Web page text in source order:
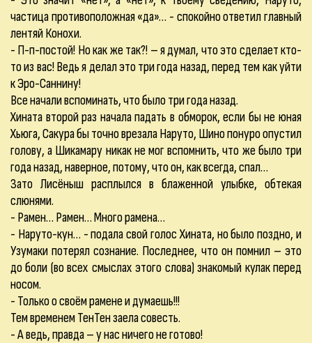
частица противоположная «да»… - спокойно ответил главный
лентяй Конохи.
- П-п-постой! Но как же так?! – я думал, что это сделает кто-
то из вас! Ведь я делал это три года назад, перед тем как уйти
к Эро-Саннину!
Все начали вспоминать, что было три года назад.
Хината второй раз начала падать в обморок, если бы не юная
Хьюга, Сакура бы точно врезала Наруто, Шино понуро опустил
голову, а Шикамару никак не мог вспомнить, что же было три
года назад, наверное, потому, что он, как всегда, спал…
Зато Лисёныш расплылся в блаженной улыбке, обтекая
слюнями.
- Рамен… Рамен… Много рамена…
- Наруто-кун… - подала свой голос Хината, но было поздно, и
Узумаки потерял сознание. Последнее, что он помнил – это
до боли (во всех смыслах этого слова) знакомый кулак перед
носом.
- Только о своём рамене и думаешь!!!
Тем временем ТенТен заела совесть.
- А ведь, правда – у нас ничего не готово!